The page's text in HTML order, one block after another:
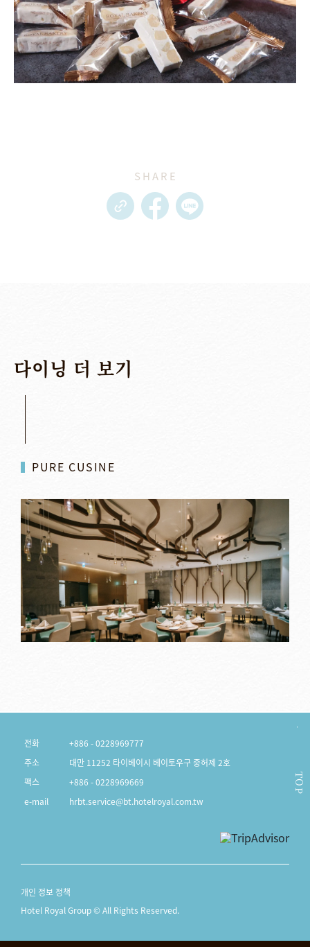
다이닝 더 보기
PURE CUSINE
TOP
전화
+886 - 0228969777
주소
대만 11252 타이베이시 베이토우구 중허제 2호
팩스
+886 - 0228969669
e-mail
hrbt.service@bt.hotelroyal.com.tw
개인 정보 정책
Hotel Royal Group © All Rights Reserved.